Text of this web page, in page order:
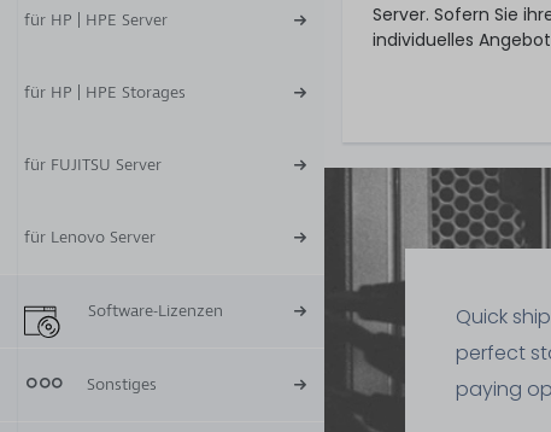
für HP | HPE Server
für HP | HPE Storages
für FUJITSU Server
für Lenovo Server
Software-Lizenzen
Sonstiges
Server. Sofern Sie
individuelles
Quick
perfect
paying